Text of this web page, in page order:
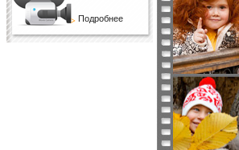
Подробнее